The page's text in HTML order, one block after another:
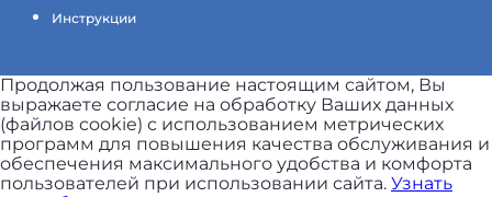
Инструкции
Продолжая пользование настоящим сайтом, Вы
выражаете согласие на обработку Ваших данных
(файлов cookie) с использованием метрических
программ для повышения качества обслуживания и
обеспечения максимального удобства и комфорта
пользователей при использовании сайта. Узнать